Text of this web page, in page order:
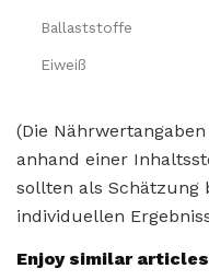
Ballaststoffe
Eiweiß
(Die
anhand einer
sollten als Schätzung
individuellen
Enjoy similar articles